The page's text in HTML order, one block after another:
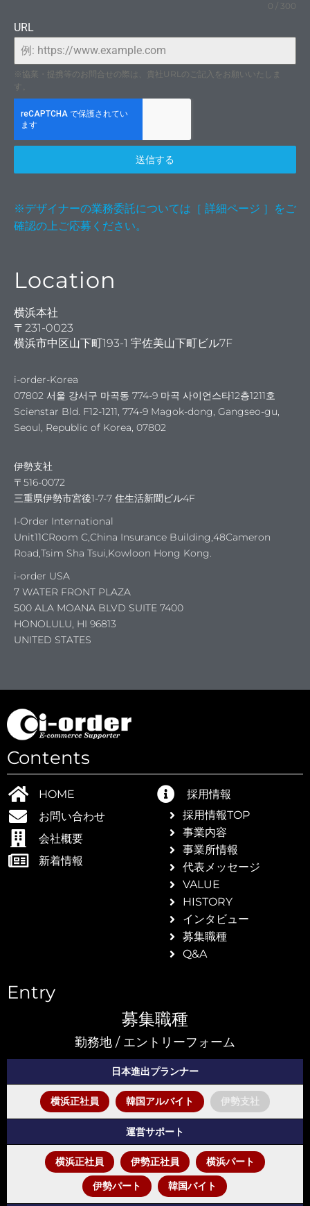
]海外ブ
原石
を見
私た
0 / 300
URL
※協業・提携等のお問合せの際は、貴社URLのご記入をお願いいたしま
す。
送信する
※デザイナーの業務委託については［ 詳細ページ ］をご
確認の上ご応募ください。
Location
横浜本社
〒231-0023
横浜市中区山下町193-1 宇佐美山下町ビル7F
i-order-Korea
07802 서울 강서구 마곡동 774-9 마곡 사이언스타12층1211호
Scienstar Bld. F12-1211, 774-9 Magok-dong, Gangseo-gu,
Seoul, Republic of Korea, 07802
伊勢支社
〒516-0072
三重県伊勢市宮後1-7-7 住生活新聞ビル4F
I-Order International
Unit11CRoom C,China Insurance Building,48Cameron
Road,Tsim Sha Tsui,Kowloon Hong Kong.
i-order USA
7 WATER FRONT PLAZA
500 ALA MOANA BLVD SUITE 7400
HONOLULU, HI 96813
UNITED STATES
Contents
HOME
お問い合わせ
会社概要
新着情報
採用情報
採用情報TOP
事業内容
事業所情報
代表メッセージ
VALUE
HISTORY
インタビュー
募集職種
Q&A
Entry
募集職種
勤務地 / エントリーフォーム
日本進出プランナー
横浜正社員 韓国アルバイト 伊勢支社
運営サポート
横浜正社員 伊勢正社員
横浜パート
伊勢パート
韓国バイト